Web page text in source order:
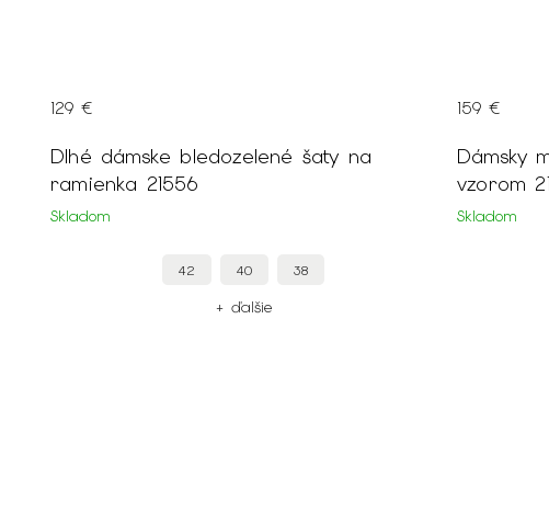
Dlhé dámske bledozelené šaty na
ramienka 21556
Skladom
129 €
42 40 38
+ ďalšie
Dámsky
vzorom
Skladom
159 €